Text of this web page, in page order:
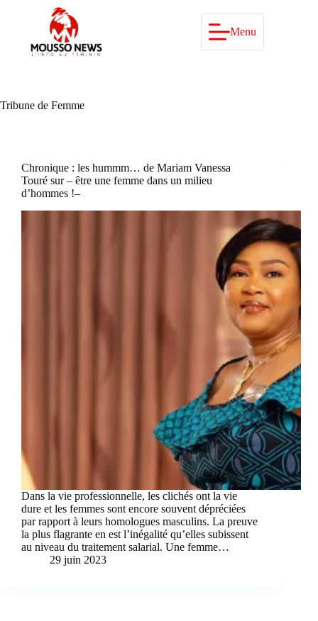
Menu
Tribune de Femme
Chronique : les hummm… de Mariam Vanessa
Touré sur – être une femme dans un milieu
d’hommes !–
Dans la vie professionnelle, les clichés ont la vie
dure et les femmes sont encore souvent dépréciées
par rapport à leurs homologues masculins. La preuve
la plus flagrante en est l’inégalité qu’elles subissent
au niveau du traitement salarial. Une femme…
29 juin 2023